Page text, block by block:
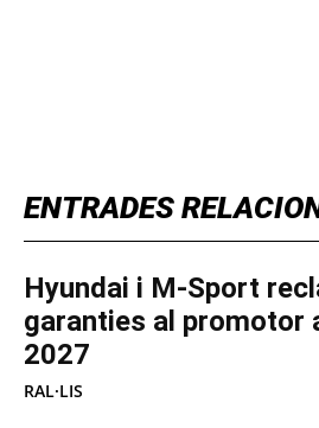
ENTRADES
Hyundai i M-Sport
garanties al promotor
2027
RAL·LIS